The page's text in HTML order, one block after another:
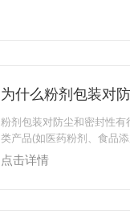
为什么粉剂包装对
粉剂包装对防尘和密封性
类产品(如医药粉剂、食品
环节的核心指标。这不仅
其高要求源于以下四大关
点击详情